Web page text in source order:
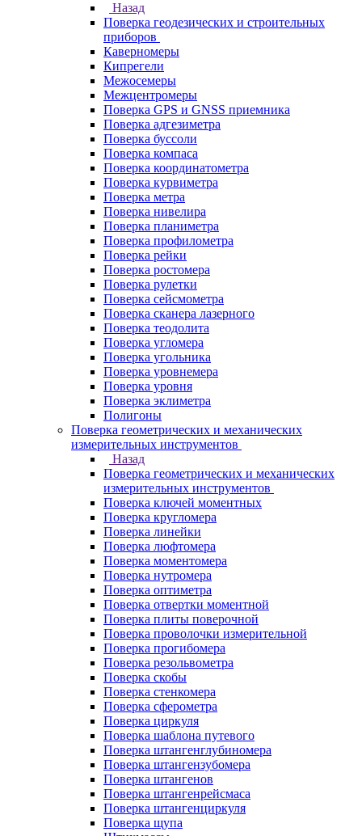
Назад
Поверка геодезических и строительных
приборов
Каверномеры
Кипрегели
Межосемеры
Межцентромеры
Поверка GPS и GNSS приемника
Поверка адгезиметра
Поверка буссоли
Поверка компаса
Поверка координатометра
Поверка курвиметра
Поверка метра
Поверка нивелира
Поверка планиметра
Поверка профилометра
Поверка рейки
Поверка ростомера
Поверка рулетки
Поверка сейсмометра
Поверка сканера лазерного
Поверка теодолита
Поверка угломера
Поверка угольника
Поверка уровнемера
Поверка уровня
Поверка эклиметра
Полигоны
Поверка геометрических и механических
измерительных инструментов
Назад
Поверка геометрических и механических
измерительных инструментов
Поверка ключей моментных
Поверка кругломера
Поверка линейки
Поверка люфтомера
Поверка моментомера
Поверка нутромера
Поверка оптиметра
Поверка отвертки моментной
Поверка плиты поверочной
Поверка проволочки измерительной
Поверка прогибомера
Поверка резольвометра
Поверка скобы
Поверка стенкомера
Поверка сферометра
Поверка циркуля
Поверка шаблона путевого
Поверка штангенглубиномера
Поверка штангензубомера
Поверка штангенов
Поверка штангенрейсмаса
Поверка штангенциркуля
Поверка щупа